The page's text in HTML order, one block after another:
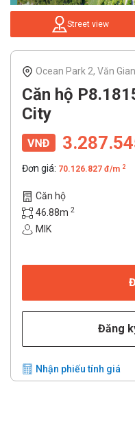
Street view
Ocean Park 2, Văn
Căn hộ
City
Đơn giá: 70.126.827 đ/m 2
Căn hộ
46.88m 2
MIK
Đăng
Nhận phiếu tính giá